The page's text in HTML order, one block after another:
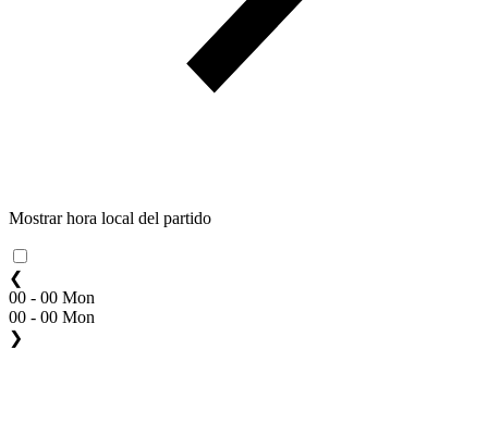
Mostrar hora local del partido
❮
00 - 00 Mon
00 - 00 Mon
❯